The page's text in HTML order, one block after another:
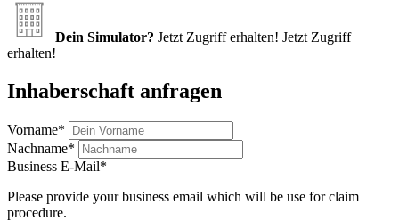
Dein Simulator? Jetzt Zugriff erhalten! Jetzt Zugriff
erhalten!
Inhaberschaft anfragen
Vorname*
Nachname*
Business E-Mail*
Please provide your business email which will be use for claim
procedure.